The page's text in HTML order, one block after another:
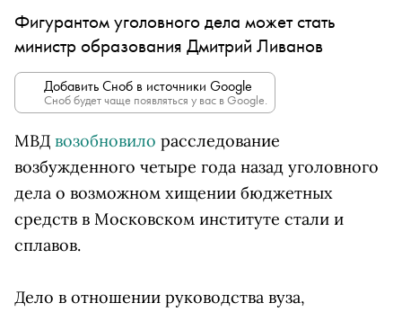
Фигурантом уголовного дела может стать
министр образования Дмитрий Ливанов
Добавить Сноб в источники Google
Сноб будет чаще появляться у вас в Google.
МВД возобновило расследование
возбужденного четыре года назад уголовного
дела о возможном хищении бюджетных
средств в Московском институте стали и
сплавов.
Дело в отношении руководства вуза,